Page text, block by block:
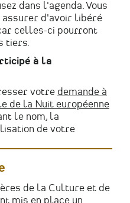
dans l'agenda. Vous
assurer d'avoir libéré
celles-ci pourront
tiers.
à la
votre demande à
de la Nuit européenne
le nom, la
de votre
de la Culture et de
mis en place un